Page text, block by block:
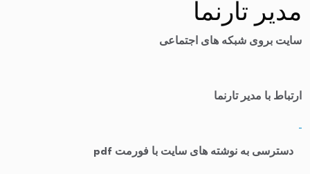
مدیر تارنما
سایت بروی شبکه های اجتماعی
ارتباط با مدیر تارنما
دسترسی به نوشته های سایت با فورمت pdf